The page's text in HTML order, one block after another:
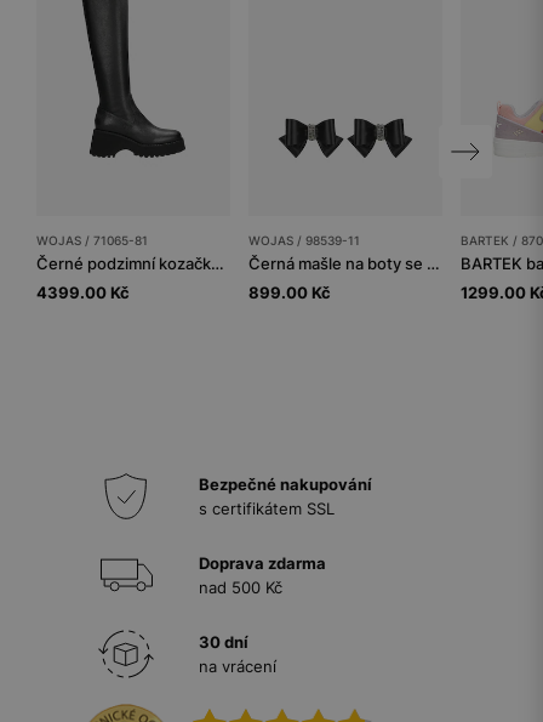
WOJAS / 71065-81
Černé podzimní kozačky na platformě
4399.00 Kč
WOJAS / 98539-11
Černá mašle na boty se stříbrnou aplikací
899.00 Kč
BARTEK /
1299.00
Bezpečné nakupování
s certifikátem SSL
Doprava zdarma
nad 500 Kč
30 dní
na vrácení